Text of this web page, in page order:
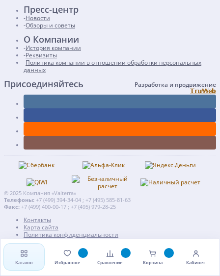
Пресс-центр
Новости
Обзоры и советы
О Компании
История компании
Реквизиты
Политика компании в отношении обработки персональных
данных
Присоединяйтесь Разработка и продвижение
𝕋𝕣𝕦𝕎𝕖𝕓
© 2025 Компания «Valterra»
Телефоны: +7 (499) 394-34-04 ; +7 (495) 585-81-63
Факс: +7 (499) 400-00-17 ; +7 (495) 979-28-25
Контакты
Карта сайта
Политика конфиденциальности
Разработка и продвижение -
Каталог Избранное Сравнение Корзина Кабинет